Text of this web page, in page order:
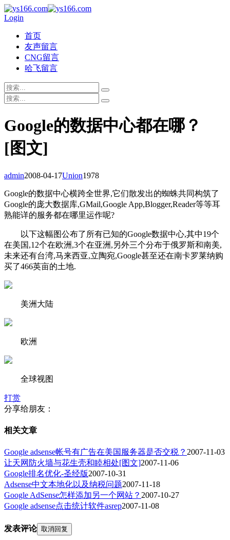
Login
首页
友声留言
CNG留言
哈飞留言
Google的数据中心都在哪？
[图文]
admin2008-04-17Union1978
Google的数据中心横跨全世界,它们散发出的蜘蛛共同构筑了
Google的庞大数据库,GMail,Google App,Blogger,Reader等等耳
熟能详的服务都在哪里运作呢?
以下这幅图公布了所有已知的Google数据中心,其中19个
在美国,12个在欧洲,3个在亚洲,另外三个分布于俄罗斯和南美,
未来还有台湾,马来西亚,立陶宛,Google甚至还在南卡罗莱纳购
买了466英亩的土地.
美洲大陆
欧洲
全球视图
打赏
分享给朋友：
相关文章
Google adsense帐号有广告在美国服务器是否交税？ 2007-11-03
让天网防火墙与花生壳和睦相处[图文]2007-11-06
Google排名优化-圣经版2007-10-31
Adsense中文本地化以及纳税问题2007-11-18
Google AdSense怎样添加另一个网站？ 2007-10-27
Google adsense点击统计软件asrep2007-11-08
发表评论 取消回复